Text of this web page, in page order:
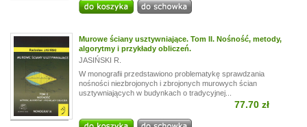
Murowe ściany usztywniające. Tom II. Nośność, metody,
algorytmy i przykłady obliczeń.
JASIŃSKI R.
W monografii przedstawiono problematykę sprawdzania
nośności niezbrojonych i zbrojonych murowych ścian
usztywniających w budynkach o tradycyjnej...
77.70 zł